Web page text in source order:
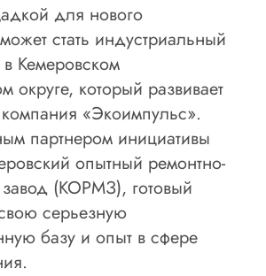
для нового
стать индустриальный
Кемеровском
округе, который развивает
«Экоимпульс».
партнером инициативы
опытный ремонтно-
(КОРМЗ), готовый
серьезную
базу и опыт в сфере